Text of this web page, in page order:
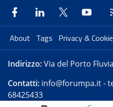
About Tags Privacy & Cookie
Indirizzo:Via del Porto
Contatti: info@forumpa.it-
68425433